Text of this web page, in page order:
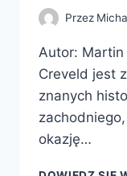
Przez
Autor:
Creveld jest
znanych
okazję…